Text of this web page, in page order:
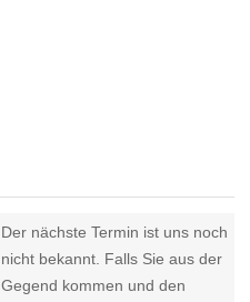
Der nächste Termin ist uns noch
nicht bekannt. Falls Sie aus der
Gegend kommen und den